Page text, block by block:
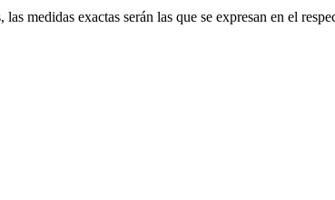
las medidas exactas serán las que se expresan en el